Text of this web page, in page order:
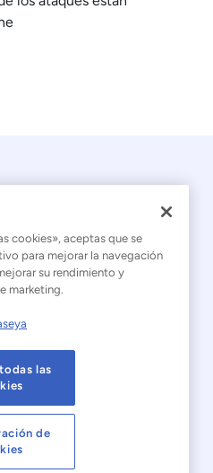
derechos reservados.
Latina)
esclavitud moderna
de uso del sitio web
Mapa del sitio
cookies», aceptas que se
para mejorar la navegación
su rendimiento y
marketing.
las
de